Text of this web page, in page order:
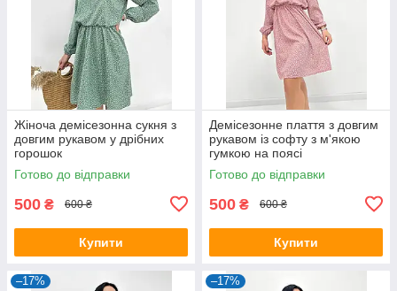
Жіноча демісезонна сукня з
довгим рукавом у дрібних
горошок
Готово до відправки
500 ₴ 600 ₴
Купити
Демісезонне плаття з довгим
рукавом із софту з м'якою
гумкою на поясі
Готово до відправки
500 ₴ 600 ₴
Купити
–17% –17%